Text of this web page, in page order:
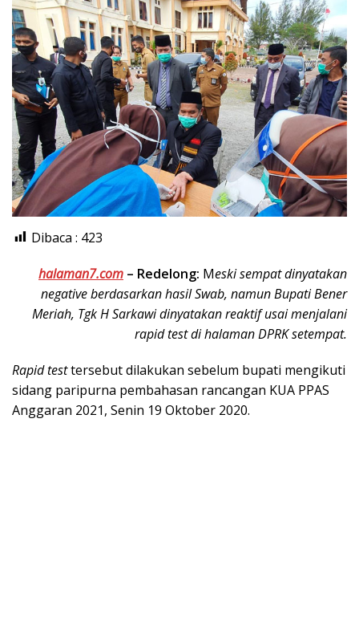
Dibaca : 423
halaman7.com – Redelong: Meski sempat dinyatakan
negative berdasarkan hasil Swab, namun Bupati Bener
Meriah, Tgk H Sarkawi dinyatakan reaktif usai menjalani
rapid test di halaman DPRK setempat.
Rapid testtersebut dilakukan sebelum bupati mengikuti
sidang paripurna pembahasan rancangan KUA PPAS
Anggaran 2021, Senin 19 Oktober 2020.